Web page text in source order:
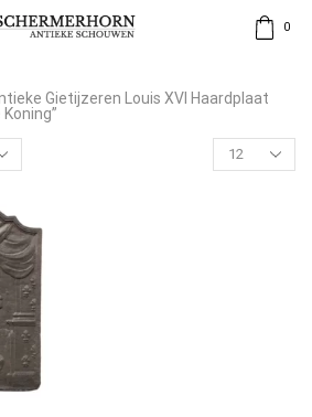
0
Gietijzeren Louis XVI Haardplaat